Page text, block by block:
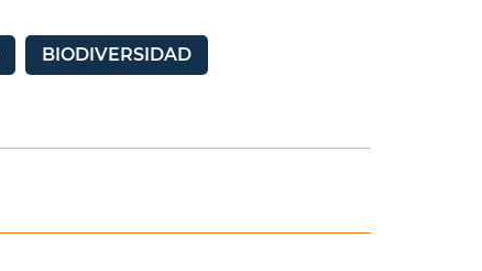
BIODIVERSIDAD